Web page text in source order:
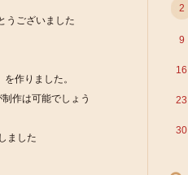
うございました
作りました。
作は可能でしょう
ました
2
9
16
23
30